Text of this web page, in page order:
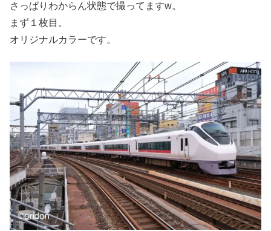
さっぱりわからん状態で撮ってますw。
まず１枚目。
オリジナルカラーです。